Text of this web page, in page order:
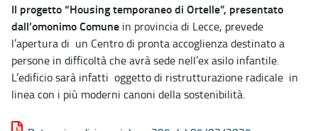
Il progetto “Housing temporaneo di Ortelle”, presentato
dall’omonimo Comune in provincia di Lecce, prevede
l’apertura di un Centro di pronta accoglienza destinato a
persone in difficoltà che avrà sede nell’ex asilo infantile.
L’edificio sarà infatti oggetto di ristrutturazione radicale in
linea con i più moderni canoni della sostenibilità.